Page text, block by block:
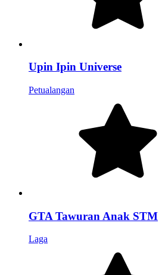
Upin Ipin Universe
Petualangan
GTA Tawuran Anak STM
Laga